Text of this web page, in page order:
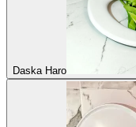
Daska Haro